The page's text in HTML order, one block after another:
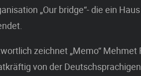
„Our bridge“- die ein
zeichnet „Memo“ Mehmet
von der Deutschsprachigen